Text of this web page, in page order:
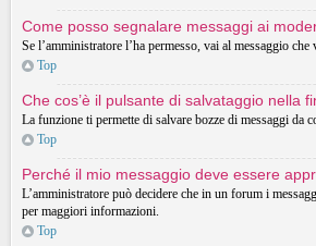
Come posso segnalare messaggi ai
Se l’amministratore l’ha permesso, vai al messaggio
Top
Che cos’è il pulsante di salvataggio nella
La funzione ti permette di salvare bozze di messaggi da
Top
Perché il mio messaggio deve essere
L’amministratore può decidere che in un forum i
per maggiori informazioni.
Top